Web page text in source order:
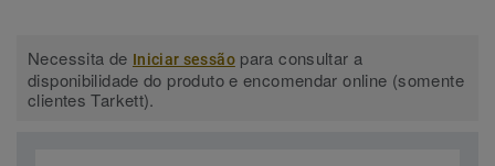
Necessita de Iniciar sessãopara consultar a
disponibilidade do produto e encomendar online (somente
clientes Tarkett).